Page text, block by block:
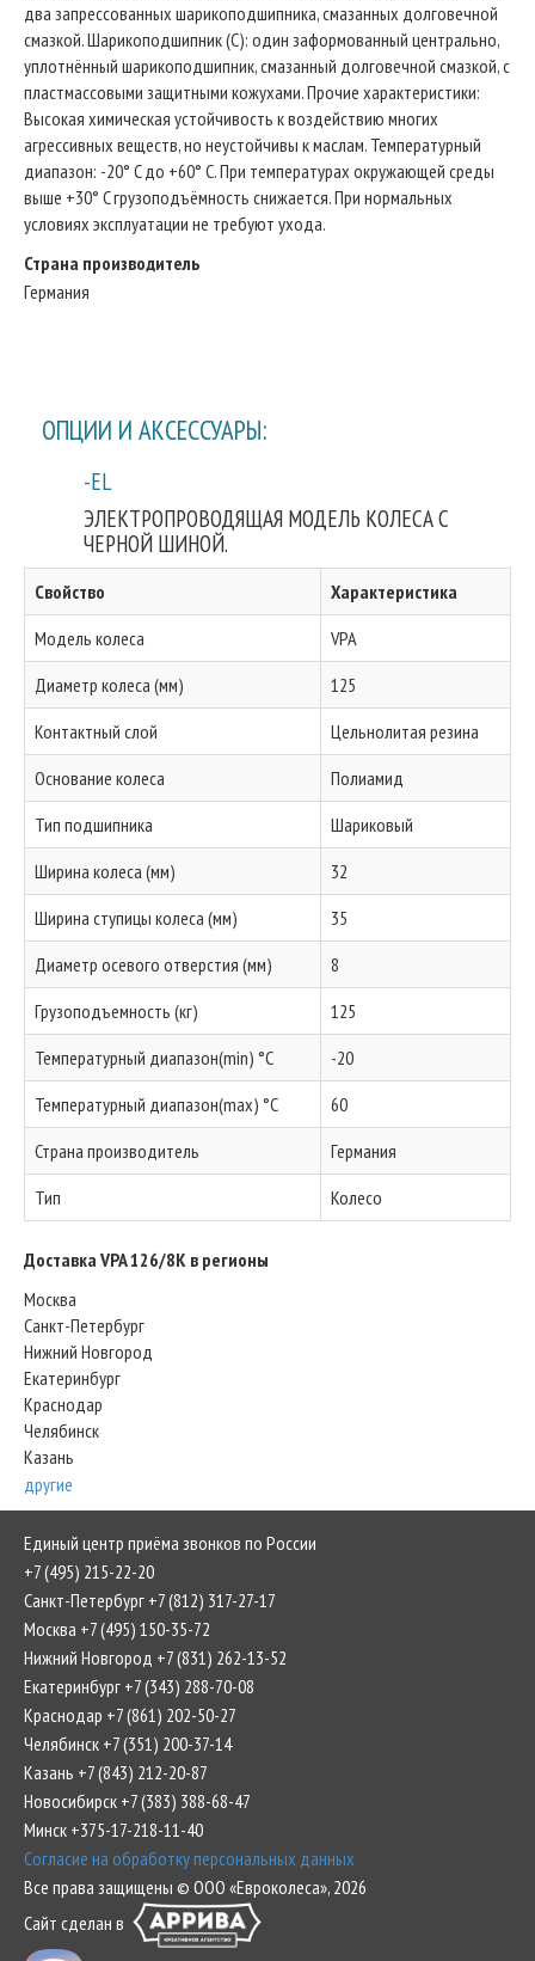
два запрессованных шарикоподшипника, смазанных долговечной
смазкой. Шарикоподшипник (C): один заформованный центрально,
уплотнённый шарикоподшипник, смазанный долговечной смазкой, с
пластмассовыми защитными кожухами. Прочие характеристики:
Высокая химическая устойчивость к воздействию многих
агрессивных веществ, но неустойчивы к маслам. Температурный
диапазон: -20° C до +60° C. При температурах окружающей среды
выше +30° C грузоподъёмность снижается. При нормальных
условиях эксплуатации не требуют ухода.
Страна производитель
Германия
ОПЦИИ И АКСЕССУАРЫ:
-EL
ЭЛЕКТРОПРОВОДЯЩАЯ МОДЕЛЬ КОЛЕСА С
ЧЕРНОЙ ШИНОЙ.
Свойство
Характеристика
Модель колеса
VPA
Диаметр колеса (мм)
125
Контактный слой
Цельнолитая резина
Основание колеса
Полиамид
Тип подшипника
Шариковый
Ширина колеса (мм)
32
Ширина ступицы колеса (мм)
35
Диаметр осевого отверстия (мм)
8
Грузоподъемность (кг)
125
Температурный диапазон(min) °C
-20
Температурный диапазон(max) °C
60
Страна производитель
Германия
Тип
Колесо
Доставка VPA 126/8K в регионы
Москва
Санкт-Петербург
Нижний Новгород
Екатеринбург
Краснодар
Челябинск
Казань
другие
Единый центр приёма звонков по России
+7 (495) 215-22-20
Санкт-Петербург +7 (812) 317-27-17
Москва +7 (495) 150-35-72
Нижний Новгород +7 (831) 262-13-52
Екатеринбург +7 (343) 288-70-08
Краснодар +7 (861) 202-50-27
Челябинск +7 (351) 200-37-14
Казань +7 (843) 212-20-87
Новосибирск +7 (383) 388-68-47
Минск +375-17-218-11-40
Согласие на обработку персональных данных
Все права защищены © ООО «Евроколеса», 2026
Сайт сделан в